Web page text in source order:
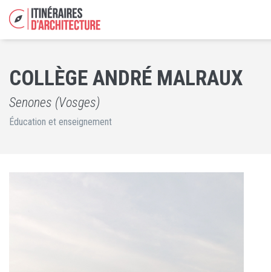
COLLÈGE ANDRÉ MALRAUX
Senones (Vosges)
Éducation et enseignement